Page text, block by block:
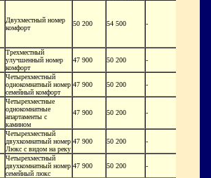
Двухместный номер
комфорт
50 200 54 500 -
Трехместный
улучшенный номер
комфорт
47 900 50 200 -
Четырехместный
однокомнатный номер
семейный комфорт
47 900 50 200 -
Четырехместные
однокомнатные
апартаменты с
камином
47 900 50 200 -
Четырехместный
двухкомнатный номер
Люкс с видом на реку
47 900 50 200 -
Четырехместный
двухкомнатный номер
семейный люкс
47 900 50 200 -